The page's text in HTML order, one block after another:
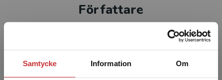
Samtycke Information Om
Författare